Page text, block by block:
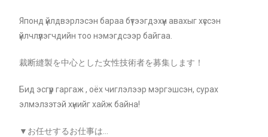
Японд үйлдвэрлэсэн бараа бүтээгдэхүүн авахыг хүссэн
үйлчлүүлэгчдийн тоо нэмэгдсээр байгаа.
裁断縫製を中心とした女性技術者を募集します！
Бид эсгүүр гаргаж , оёх чиглэлээр мэргэшсэн, сурах
элмэлзэтэй хүнийг хайж байна!
▼お任せするお仕事は…